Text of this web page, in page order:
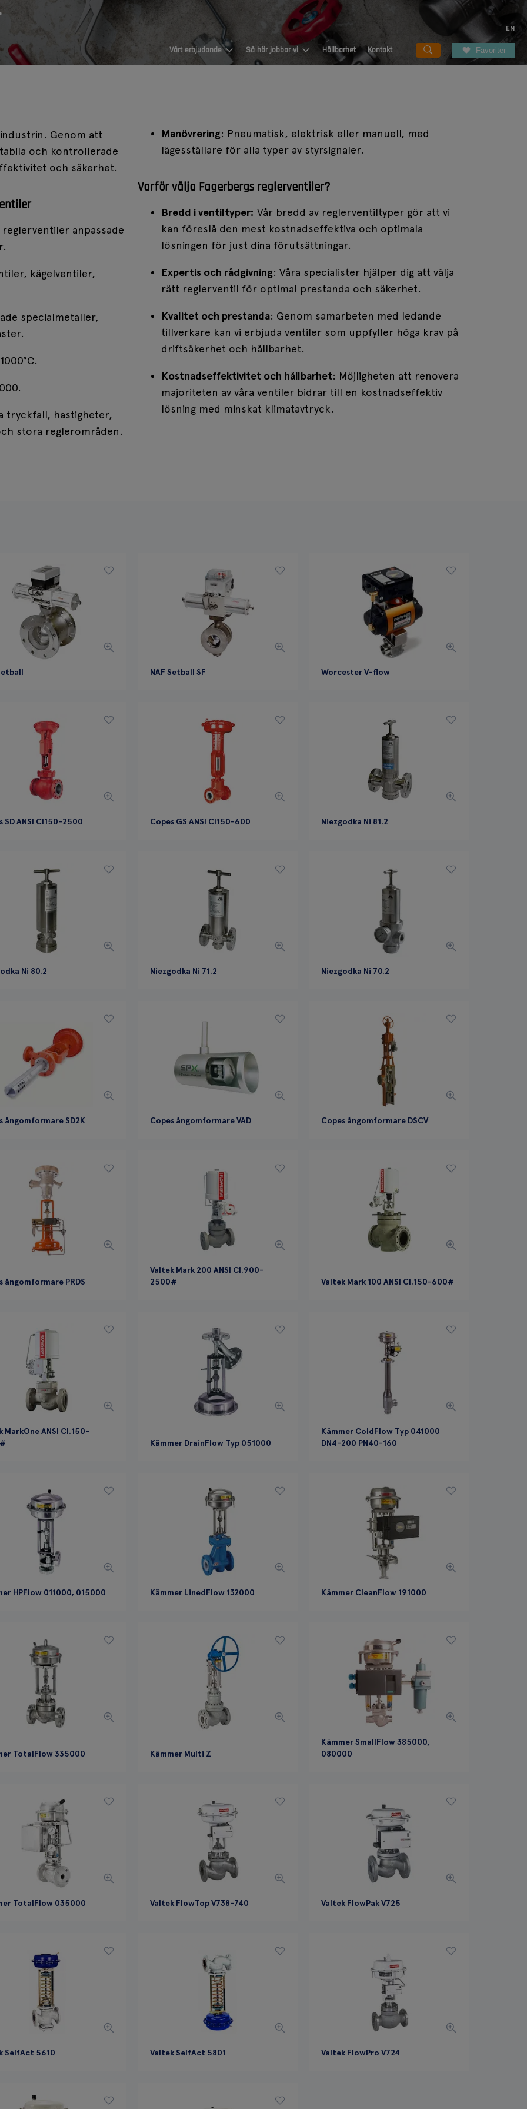
EN
Vårt erbjudande
Vridspjällventiler
Flödesmätning
Nivåmätning
Tryckmätning
Visa mer
Manöverdon
Elmanöverdon
Pneumatiskt manöverdon
Tryckavsäkring
Sprängbleck
All inclusive
Siffror och fakta
Så här jobbar vi
Kemi och petrokemi
Kraft och värme
Kärnkraft
Papper och cellulosa
Etec Teknikutbildning
Hylte Paper
Hållbarhet Kontakt Favoriter
Genom att
och kontrollerade
och säkerhet.
anpassade
kägelventiler,
specialmetaller,
tryckfall, hastigheter,
stora reglerområden.
Manövrering: Pneumatisk, elektrisk eller manuell, med
lägesställare för alla typer av styrsignaler.
Varför välja Fagerbergs reglerventiler?
Bredd i ventiltyper: Vår bredd av reglerventiltyper gör att vi
kan föreslå den mest kostnadseffektiva och optimala
lösningen för just dina förutsättningar.
Expertis och rådgivning: Våra specialister hjälper dig att välja
rätt reglerventil för optimal prestanda och säkerhet.
Kvalitet och prestanda: Genom samarbeten med ledande
tillverkare kan vi erbjuda ventiler som uppfyller höga krav på
driftsäkerhet och hållbarhet.
Kostnadseffektivitet och hållbarhet: Möjligheten att renovera
majoriteten av våra ventiler bidrar till en kostnadseffektiv
lösning med minskat klimatavtryck.
NAF Setball SF Worcester V-flow
SD ANSI Cl150-2500 Copes GS ANSI Cl150-600 Niezgodka Ni 81.2
Ni 80.2 Niezgodka Ni 71.2 Niezgodka Ni 70.2
ångomformare SD2K Copes ångomformare VAD Copes ångomformare DSCV
ångomformare PRDS
Valtek Mark 200 ANSI Cl.900-
2500#
Valtek Mark 100 ANSI Cl.150-600#
MarkOne ANSI Cl.150-
Kämmer DrainFlow Typ 051000
Kämmer ColdFlow Typ 041000
DN4-200 PN40-160
HPFlow 011000, 015000 Kämmer LinedFlow 132000 Kämmer CleanFlow 191000
TotalFlow 335000 Kämmer Multi Z
Kämmer SmallFlow 385000,
080000
TotalFlow 035000 Valtek FlowTop V738-740 Valtek FlowPak V725
SelfAct 5610 Valtek SelfAct 5801 Valtek FlowPro V724